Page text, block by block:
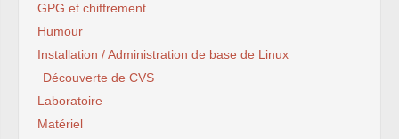
GPG et chiffrement
Humour
Installation / Administration de base de Linux
Découverte de CVS
Laboratoire
Matériel